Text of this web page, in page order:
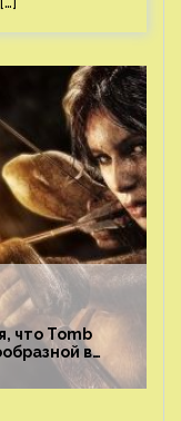
что Tomb
в